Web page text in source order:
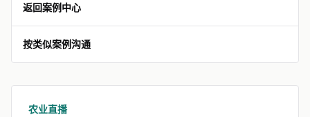
返回案例中心
按类似案例沟通
农业直播